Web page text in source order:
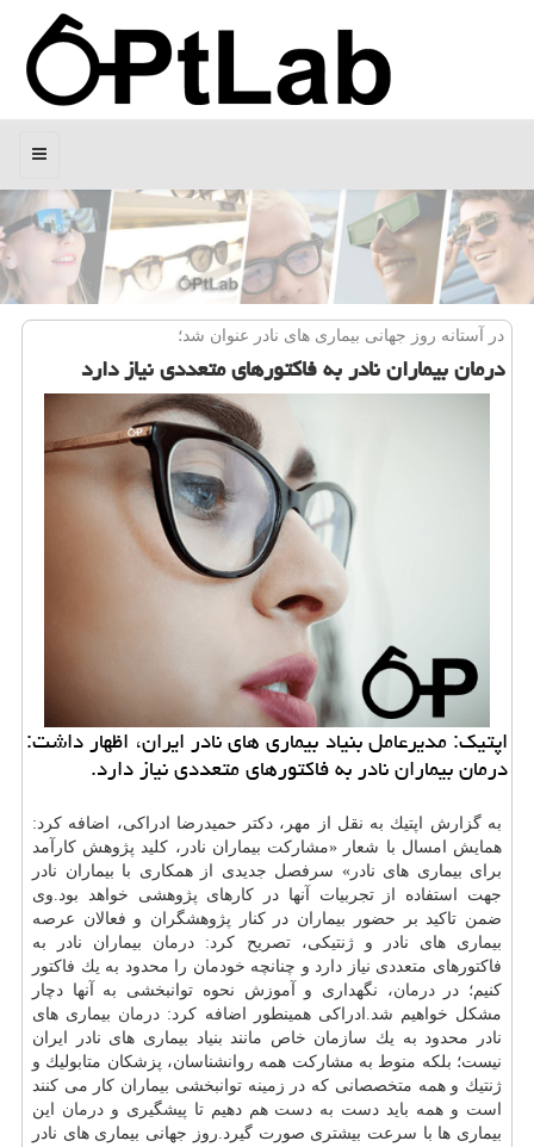
منو
در آستانه روز جهانی بیماری های نادر عنوان شد؛
درمان بیماران نادر به فاكتورهای متعددی نیاز دارد
اپتیك: مدیرعامل بنیاد بیماری های نادر ایران، اظهار داشت:
درمان بیماران نادر به فاكتورهای متعددی نیاز دارد.
به گزارش اپتیك به نقل از مهر، دكتر حمیدرضا ادراكی، اضافه كرد:
همایش امسال با شعار «مشاركت بیماران نادر، كلید پژوهش كارآمد
برای بیماری های نادر» سرفصل جدیدی از همكاری با بیماران نادر
جهت استفاده از تجربیات آنها در كارهای پژوهشی خواهد بود.وی
ضمن تاكید بر حضور بیماران در كنار پژوهشگران و فعالان عرصه
بیماری های نادر و ژنتیكی، تصریح كرد: درمان بیماران نادر به
فاكتورهای متعددی نیاز دارد و چنانچه خودمان را محدود به یك فاكتور
كنیم؛ دردرمان، نگهداری و آموزش نحوه توانبخشی به آنها دچار
مشكل خواهیم شد.ادراكی همینطور اضافه كرد: درمان بیماری های
نادر محدود به یك سازمان خاص مانند بنیاد بیماری های نادر ایران
نیست؛ بلكه منوط به مشاركت همه روانشناسان، پزشكان متابولیك و
ژنتیك و همه متخصصانی كه در زمینه توانبخشی بیماران كار می كنند
است و همه باید دست به دست هم دهیم تا پیشگیری ودرمان این
بیماری ها با سرعت بیشتری صورت گیرد.روز جهانی بیماری های نادر